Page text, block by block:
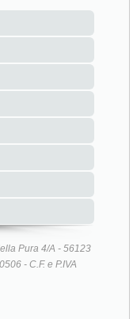
Pura 4/A - 56123
- C.F. e P.IVA